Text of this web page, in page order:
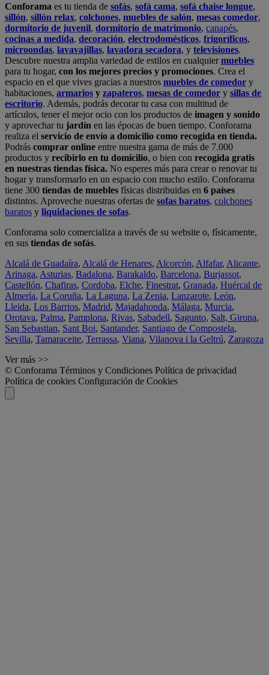
Conforama es tu tienda de sofás, sofá cama, sofá chaise longue,
sillón, sillón relax, colchones, muebles de salón, mesas comedor,
dormitorio de juvenil, dormitorio de matrimonio, canapés,
cocinas a medida, decoración, electrodomésticos, frigoríficos,
microondas, lavavajillas, lavadora secadora, y televisiones.
Descubre nuestra amplia variedad de estilos en cualquiermuebles
para tu hogar, con los mejores precios y promociones. Crea el
espacio en el que vives gracias a nuestros muebles de comedor y
habitaciones, armarios y zapateros, mesas de comedor y sillas de
escritorio. Además, podrás decorar tu casa con multitud de
artículos, tener el mejor ocio con los productos de imagen y sonido
y aprovechar tu jardín en las épocas de buen tiempo. Conforama
realiza el servicio de envío a domicilio como recogida en tienda.
Podrás comprar online entre nuestra gama de más de 7.000
productos y recibirlo en tu domicilio, o bien con recogida gratis
en nuestras tiendas física. No esperes más para crear o renovar tu
hogar y transformarlo en un espacio con mucho estilo. Conforama
tiene 300 tiendas de muebles físicas distribuidas en 6 países
distintos. Aproveche nuestras ofertas de sofas baratos, colchones
baratos y liquidaciones de sofas.
Conforama solo comercializa a través de su website o, físicamente,
en sus tiendas de sofás.
Alcalá de Guadaíra, Alcalá de Henares, Alcorcón, Alfafar, Alicante,
Arinaga, Asturias, Badalona, Barakaldo, Barcelona, Burjassot,
Castellón, Chafiras, Cordoba, Elche, Finestrat, Granada, Huércal de
Almería, La Coruña, La Laguna, La Zenia, Lanzarote, León,
Lleida, Los Barrios, Madrid, Majadahonda, Málaga, Murcia,
Orotava, Palma, Pamplona, Rivas, Sabadell, Sagunto, Salt, Girona,
San Sebastian, Sant Boi, Santander, Santiago de Compostela,
Sevilla, Tamaraceite, Terrassa, Viana, Vilanova i la Geltrú, Zaragoza
Ver más >>
© Conforama Términos y Condiciones Política de privacidad
Política de cookies Configuración de Cookies